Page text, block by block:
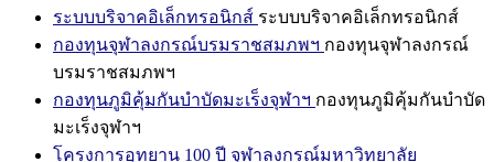
ระบบบริจาคอิเล็กทรอนิกส์ ระบบบริจาคอิเล็กทรอนิกส์
กองทุนจุฬาลงกรณ์บรมราชสมภพฯ กองทุนจุฬาลงกรณ์
บรมราชสมภพฯ
กองทุนภูมิคุ้มกันบำบัดมะเร็งจุฬาฯ กองทุนภูมิคุ้มกันบำบัด
มะเร็งจุฬาฯ
โครงการอุทยาน 100 ปี จุฬาลงกรณ์มหาวิทยาลัย